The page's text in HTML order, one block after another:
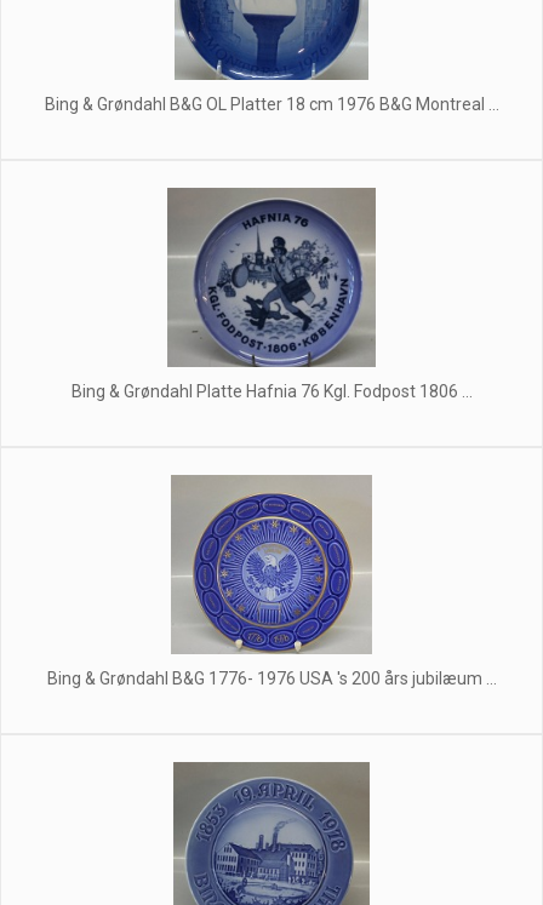
Bing & Grøndahl B&G OL Platter 18 cm 1976 B&G Montreal ...
Bing & Grøndahl Platte Hafnia 76 Kgl. Fodpost 1806 ...
Bing & Grøndahl B&G 1776- 1976 USA 's 200 års jubilæum ...